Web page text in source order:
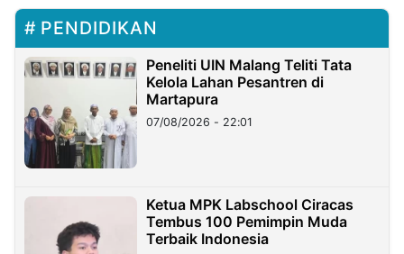
PENDIDIKAN
Peneliti UIN Malang Teliti Tata
Kelola Lahan Pesantren di
Martapura
07/08/2026 - 22:01
Ketua MPK Labschool Ciracas
Tembus 100 Pemimpin Muda
Terbaik Indonesia